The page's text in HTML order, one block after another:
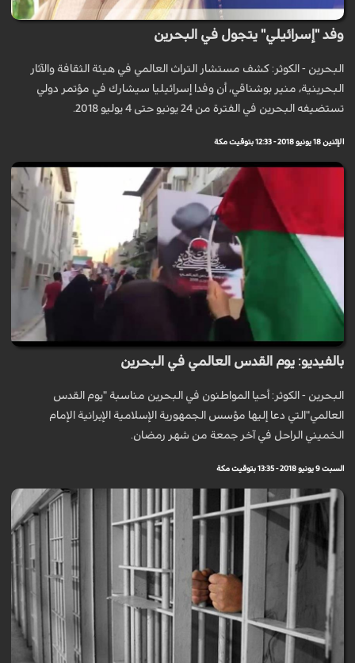
وفد "إسرائيلي" يتجول في البحرين
البحرين - الكوثر: كشف مستشار التراث العالمي في هيئة الثقافة والآثار
البحرينية، منير بوشناقي، أن وفدا إسرائيليا سيشارك في مؤتمر دولي
تستضيفه البحرين في الفترة من 24 يونيو حتى 4 يوليو 2018.
الإثنين 18 يونيو 2018 - 12:33 بتوقيت مكة
بالفيديو: يوم القدس العالمي في البحرين
البحرين - الكوثر: أحيا المواطنون في البحرين مناسبة "يوم القدس
العالمي"التي دعا إليها مؤسس الجمهورية الإسلامية الإيرانية الإمام
الخميني الراحل في آخر جمعة من شهر رمضان.
السبت 9 يونيو 2018 - 13:35 بتوقيت مكة